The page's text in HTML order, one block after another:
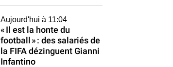
Aujourd'hui à 11:04
« Il est la honte du
football » : des salariés de
la FIFA dézinguent Gianni
Infantino